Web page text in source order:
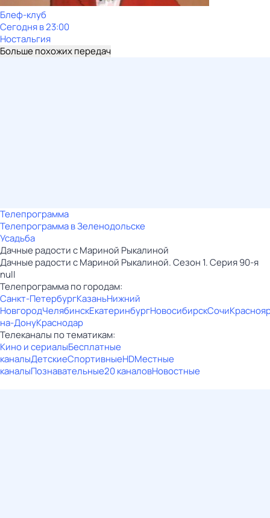
Блеф-клуб
Сегодня в 23:00
Ностальгия
Больше похожих передач
Телепрограмма
Телепрограмма в Зеленодольске
Усадьба
Дачные радости с Мариной Рыкалиной
Дачные радости с Мариной Рыкалиной. Сезон 1. Серия 90-я
null
Телепрограмма по городам:
Санкт-ПетербургКазаньНижний
НовгородЧелябинскЕкатеринбургНовосибирскСочи
на-ДонуКраснодар
Телеканалы по тематикам:
Кино и сериалыБесплатные
каналыДетскиеСпортивныеHDМестные
каналыПознавательные20 каналовНовостные